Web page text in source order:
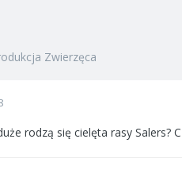
Zwierzęca
rodzą się cielęta rasy Salers?